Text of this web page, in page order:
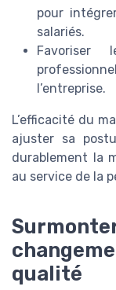
pour
salariés.
Favoriser
l’entreprise.
L’efficacité du
ajuster sa
durablement la
au service de la
qualité